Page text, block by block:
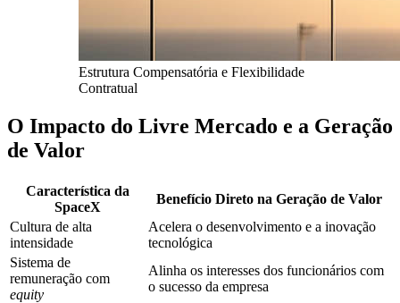
Estrutura Compensatória e Flexibilidade
Contratual
O Impacto do Livre Mercado e a Geração
de Valor
Característica da
SpaceX
Benefício Direto na Geração de Valor
Cultura de alta
intensidade
Acelera o desenvolvimento e a inovação
tecnológica
Sistema de
remuneração com
equity
Alinha os interesses dos funcionários com
o sucesso da empresa